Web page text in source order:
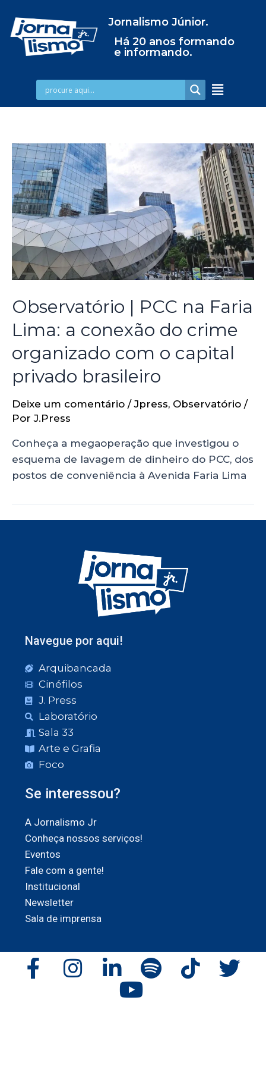
Jornalismo Júnior.
Há 20 anos formando
e informando.
Observatório | PCC na Faria
Lima: a conexão do crime
organizado com o capital
privado brasileiro
Deixe um comentário /Jpress, Observatório /
PorJ.Press
Conheça a megaoperação que investigou o
esquema de lavagem de dinheiro do PCC, dos
postos de conveniência à Avenida Faria Lima
Navegue por aqui!
Arquibancada
Cinéfilos
J. Press
Laboratório
Sala 33
Arte e Grafia
Foco
Se interessou?
A Jornalismo Jr
Conheça nossos serviços!
Eventos
Fale com a gente!
Institucional
Newsletter
Sala de imprensa